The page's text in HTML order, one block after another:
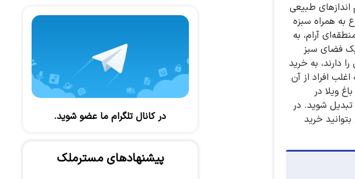
طبیعی
به همراه سبزه
آرام، به
یک فضای سبز
به خرید
افراد از آن
ویلا در
تبدیل شوید. در
خرید
در کانال تلگرام ما عضو شوید.
پیشنهادهای مسترملک